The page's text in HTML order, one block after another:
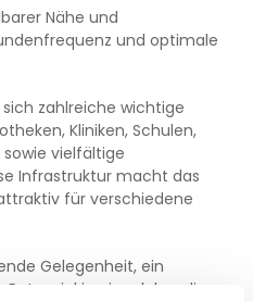
Nähe und
und optimale
zahlreiche wichtige
Kliniken, Schulen,
vielfältige
Infrastruktur macht das
für verschiedene
Gelegenheit, ein
in einer lebendigen